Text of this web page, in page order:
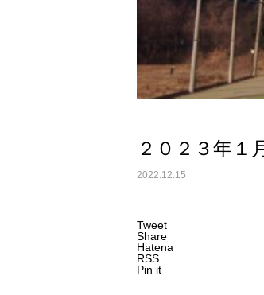
２０２３年１
2022.12.15
Tweet
Share
Hatena
RSS
Pin it